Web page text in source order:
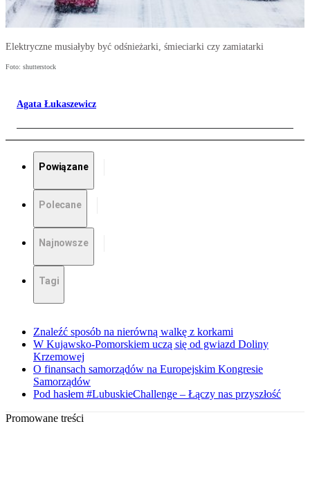
Elektryczne musiałyby być odśnieżarki, śmieciarki czy zamiatarki
Foto: shutterstock
Agata Łukaszewicz
Powiązane
Polecane
Najnowsze
Tagi
Znaleźć sposób na nierówną walkę z korkami
W Kujawsko-Pomorskiem uczą się od gwiazd Doliny
Krzemowej
O finansach samorządów na Europejskim Kongresie
Samorządów
Pod hasłem #LubuskieChallenge – Łączy nas przyszłość
Promowane treści